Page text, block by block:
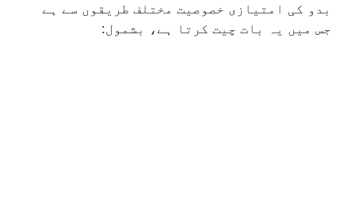
بدو کی امتیازی خصوصیت مختلف طریقوں سے ہے
جس میں یہ بات چیت کرتا ہے، بشمول: